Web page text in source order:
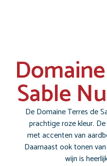
Sable
De Domaine Terres de
prachtige roze kleur.
met accenten van
Daarnaast ook tonen
wijn is